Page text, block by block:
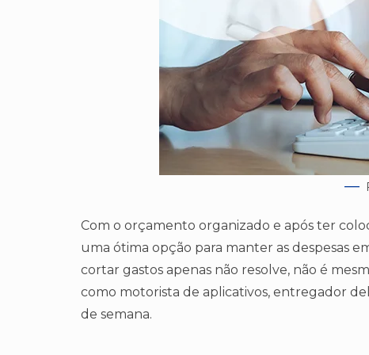
Com o orçamento organizado e após ter
uma ótima opção para manter as despesas
cortar gastos apenas não resolve, não é
como motorista de aplicativos, entregador
de semana.